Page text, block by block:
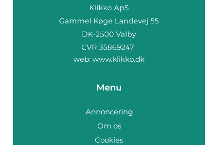
web: www.klikko.dk
Menu
Annoncering
Om os
Cookies